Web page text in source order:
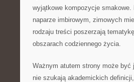
wyjątkowe kompozycje
naparze imbirowym, zimowych
rodzaju treści poszerzają
obszarach codziennego życia.
Ważnym atutem strony może być
nie szukają akademickich